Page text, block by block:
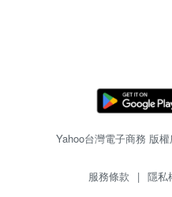
Yahoo台灣電子商務 版
服務條款 | 隱私